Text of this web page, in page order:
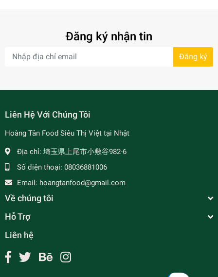
- 7%
Đăng ký nhận tin
Đăng ký
Liên Hệ Với Chúng Tôi
Hoàng Tân Food Siêu Thị Việt tại Nhật
Địa chỉ: 埼玉県上尾市小敷谷982-6
Số điện thoại: 08036881006
Email: hoangtanfood@gmail.com
Về chúng tôi
Hỗ Trợ
Liên hệ
undefined